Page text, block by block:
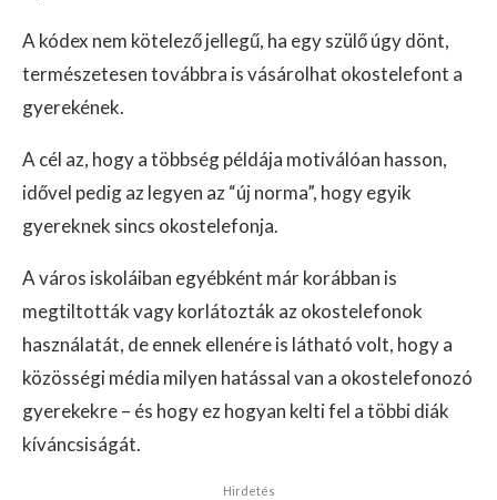
A kódex nem kötelező jellegű, ha egy szülő úgy dönt,
természetesen továbbra is vásárolhat okostelefont a
gyerekének.
A cél az, hogy a többség példája motiválóan hasson,
idővel pedig az legyen az “új norma”, hogy egyik
gyereknek sincs okostelefonja.
A város iskoláiban egyébként már korábban is
megtiltották vagy korlátozták az okostelefonok
használatát, de ennek ellenére is látható volt, hogy a
közösségi média milyen hatással van a okostelefonozó
gyerekekre – és hogy ez hogyan kelti fel a többi diák
kíváncsiságát.
Hirdetés